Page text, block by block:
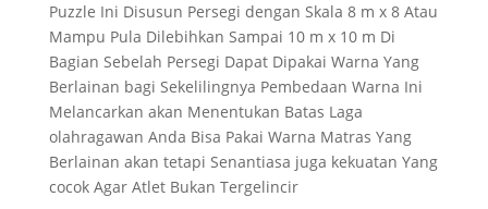
Puzzle Ini Disusun Persegi dengan Skala 8 m x 8 Atau
Mampu Pula Dilebihkan Sampai 10 m x 10 m Di
Bagian Sebelah Persegi Dapat Dipakai Warna Yang
Berlainan bagi Sekelilingnya Pembedaan Warna Ini
Melancarkan akan Menentukan Batas Laga
olahragawan Anda Bisa Pakai Warna Matras Yang
Berlainan akan tetapi Senantiasa juga kekuatan Yang
cocok Agar Atlet Bukan Tergelincir